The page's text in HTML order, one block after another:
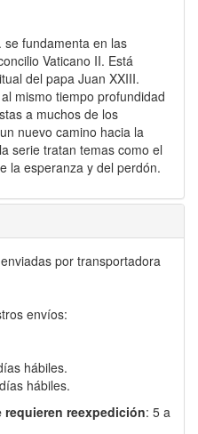
fundamenta en las
Vaticano II. Está
del papa Juan XXIII.
mismo tiempo profundidad
a muchos de los
nuevo camino hacia la
serie tratan temas como el
la esperanza y del perdón.
por transportadora
envíos:
hábiles.
hábiles.
reexpedición: 5 a